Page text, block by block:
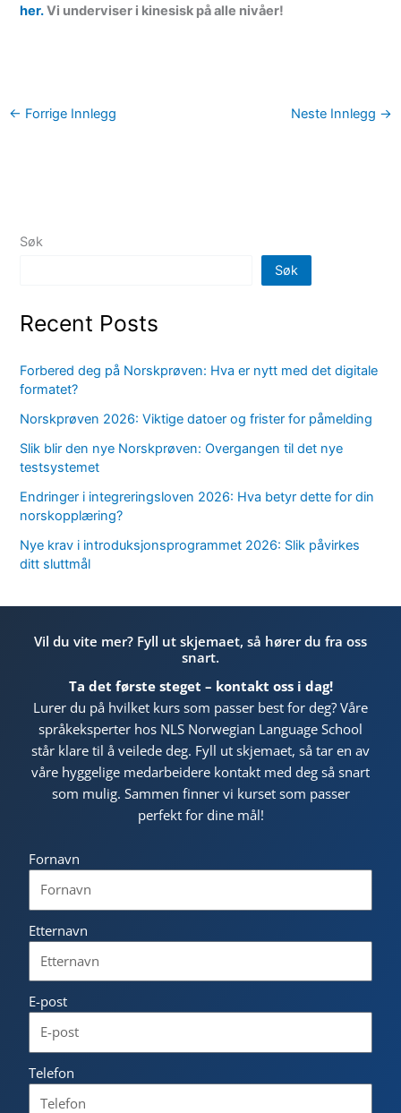
her.Vi underviser i kinesisk på alle nivåer!
← Forrige Innlegg Neste Innlegg →
Søk
Søk
Recent Posts
Forbered deg på Norskprøven: Hva er nytt med det digitale
formatet?
Norskprøven 2026: Viktige datoer og frister for påmelding
Slik blir den nye Norskprøven: Overgangen til det nye
testsystemet
Endringer i integreringsloven 2026: Hva betyr dette for din
norskopplæring?
Nye krav i introduksjonsprogrammet 2026: Slik påvirkes
ditt sluttmål
Vil du vite mer? Fyll ut skjemaet, så hører du fra oss
snart.
Ta det første steget – kontakt oss i dag!
Lurer du på hvilket kurs som passer best for deg? Våre
språkeksperter hos NLS Norwegian Language School
står klare til å veilede deg. Fyll ut skjemaet, så tar en av
våre hyggelige medarbeidere kontakt med deg så snart
som mulig. Sammen finner vi kurset som passer
perfekt for dine mål!
Fornavn
Etternavn
E-post
Telefon